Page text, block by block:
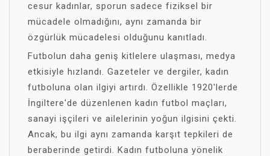
cesur kadınlar, sporun sadece fiziksel bir
mücadele olmadığını, aynı zamanda bir
özgürlük mücadelesi olduğunu kanıtladı.
Futbolun daha geniş kitlelere ulaşması, medya
etkisiyle hızlandı. Gazeteler ve dergiler, kadın
futboluna olan ilgiyi artırdı. Özellikle 1920'lerde
İngiltere'de düzenlenen kadın futbol maçları,
sanayi işçileri ve ailelerinin yoğun ilgisini çekti.
Ancak, bu ilgi aynı zamanda karşıt tepkileri de
beraberinde getirdi. Kadın futboluna yönelik